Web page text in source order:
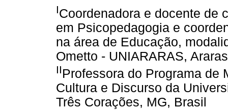
ICoordenadora e docente de
em Psicopedagogia e
na área de Educação,
Ometto - UNIARARAS,
IIProfessora do Programa de
Cultura e Discurso da
Três Corações, MG, Brasil